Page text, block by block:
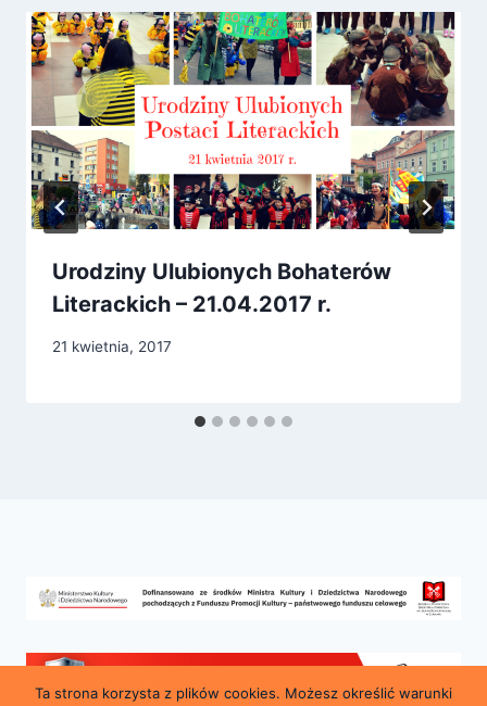
Urodziny Ulubionych Bohaterów
Literackich – 21.04.2017 r.
21 kwietnia, 2017
Ta strona korzysta z plików cookies. Możesz określić warunki